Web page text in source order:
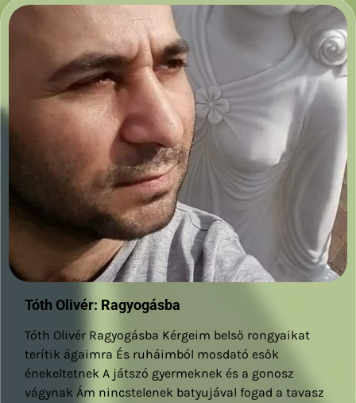
Tóth Olivér: Ragyogásba
Tóth Olivér Ragyogásba Kérgeim belső rongyaikat
terítik ágaimra És ruháimból mosdató esők
énekeltetnek A játszó gyermeknek és a gonosz
vágynak Ám nincstelenek batyujával fogad a tavasz